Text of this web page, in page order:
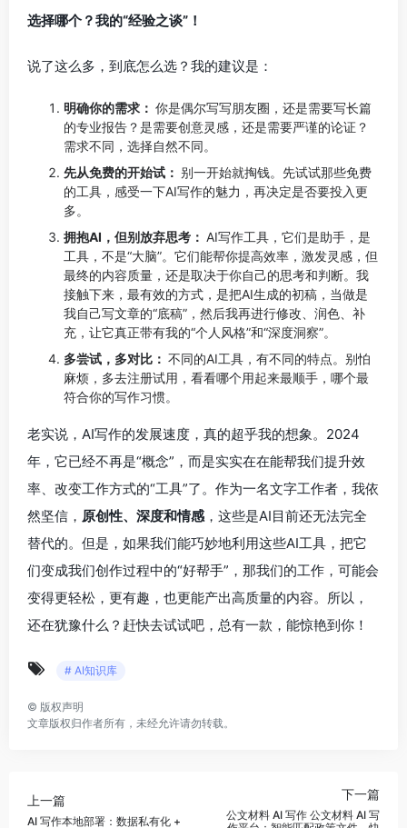
选择哪个？我的“经验之谈”！
说了这么多，到底怎么选？我的建议是：
明确你的需求： 你是偶尔写写朋友圈，还是需要写长篇
的专业报告？是需要创意灵感，还是需要严谨的论证？
需求不同，选择自然不同。
先从免费的开始试： 别一开始就掏钱。先试试那些免费
的工具，感受一下AI写作的魅力，再决定是否要投入更
多。
拥抱AI，但别放弃思考： AI写作工具，它们是助手，是
工具，不是“大脑”。它们能帮你提高效率，激发灵感，但
最终的内容质量，还是取决于你自己的思考和判断。我
接触下来，最有效的方式，是把AI生成的初稿，当做是
我自己写文章的“底稿”，然后我再进行修改、润色、补
充，让它真正带有我的“个人风格”和“深度洞察”。
多尝试，多对比： 不同的AI工具，有不同的特点。别怕
麻烦，多去注册试用，看看哪个用起来最顺手，哪个最
符合你的写作习惯。
老实说，AI写作的发展速度，真的超乎我的想象。2024
年，它已经不再是“概念”，而是实实在在能帮我们提升效
率、改变工作方式的“工具”了。作为一名文字工作者，我依
然坚信， 原创性、深度和情感 ，这些是AI目前还无法完全
替代的。但是，如果我们能巧妙地利用这些AI工具，把它
们变成我们创作过程中的“好帮手”，那我们的工作，可能会
变得更轻松，更有趣，也更能产出高质量的内容。所以，
还在犹豫什么？赶快去试试吧，总有一款，能惊艳到你！
# AI知识库
© 版权声明
文章版权归作者所有，未经允许请勿转载。
上一篇
AI 写作本地部署：数据私有化 +
下一篇
公文材料 AI 写作 公文材料 AI 写